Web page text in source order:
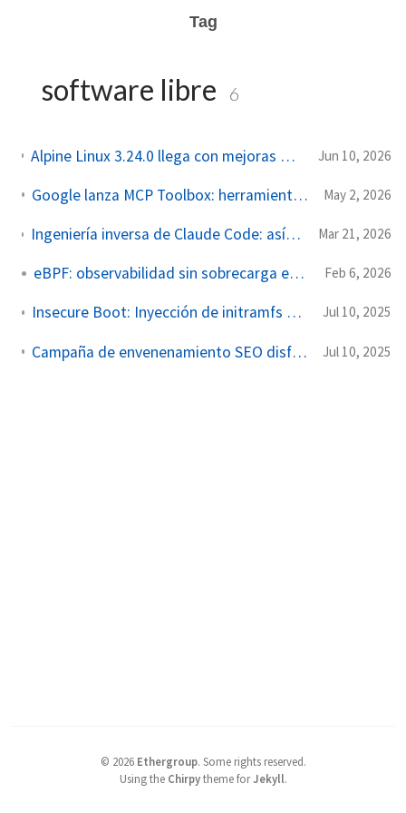
Tag
software libre 6
Alpine Linux 3.24.0 llega con mejoras para contenedores, servidores y entornos cloud Jun 10, 2026
Google lanza MCP Toolbox: herramientas prácticas para desarrolladores May 2, 2026
Ingeniería inversa de Claude Code: así funciona el agente de codificación de Anthropic Mar 21, 2026
eBPF: observabilidad sin sobrecarga en Linux Feb 6, 2026
Insecure Boot: Inyección de initramfs desde un shell de depuración de Linux Jul 10, 2025
Campaña de envenenamiento SEO disfrazado de IA, infecta con malware Jul 10, 2025
© 2026 Ethergroup. Some rights reserved.
Using the Chirpytheme forJekyll.